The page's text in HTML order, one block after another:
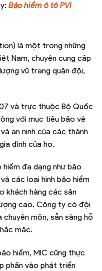
Bảo hiểm ô tô PVI
là một trong những
Nam, chuyên cung cấp
vũ trang quân đội,
và trực thuộc Bộ Quốc
với mục tiêu bảo vệ
an ninh của các thành
đình của họ.
đa dạng như bảo
các loại hình bảo hiểm
khách hàng các sản
cao. Công ty có đội
chuyên môn, sẵn sàng hỗ
mắc.
hiểm, MIC cũng thực
phần vào phát triển